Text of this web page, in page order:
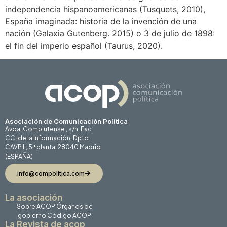
independencia hispanoamericanas (Tusquets, 2010),
España imaginada: historia de la invención de una
nación (Galaxia Gutenberg. 2015) o 3 de julio de 1898:
el fin del imperio español (Taurus, 2020).
Asociación de Comunicación Politica
Avda. Complutense , s/n, Fac.
CC. de la Información, Dpto.
CAVP II, 5ª planta, 28040 Madrid
(ESPAÑA)
info@compolitica.com
La asociación
Sobre ACOP Órganos de
gobierno Código ACOP
La Revista de acop